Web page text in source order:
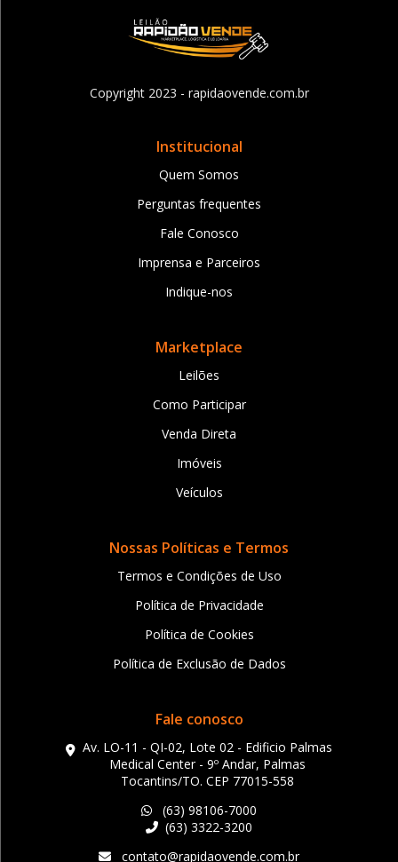
Copyright 2023 - rapidaovende.com.br
Institucional
Quem Somos
Perguntas frequentes
Fale Conosco
Imprensa e Parceiros
Indique-nos
Marketplace
Leilões
Como Participar
Venda Direta
Imóveis
Veículos
Nossas Políticas e Termos
Termos e Condições de Uso
Política de Privacidade
Política de Cookies
Política de Exclusão de Dados
Fale conosco
Av. LO-11 - QI-02, Lote 02 - Edificio Palmas
Medical Center - 9º Andar, Palmas
Tocantins/TO. CEP 77015-558
(63) 98106-7000
(63) 3322-3200
contato@rapidaovende.com.br